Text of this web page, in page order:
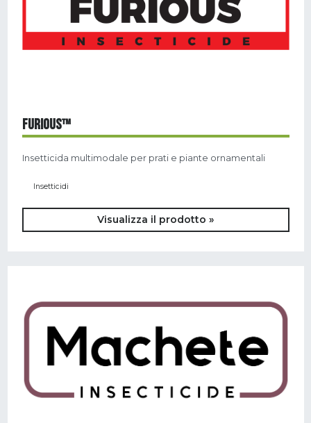
FURIOUS™
Insetticida multimodale per prati e piante ornamentali
Insetticidi
Visualizza il prodotto »